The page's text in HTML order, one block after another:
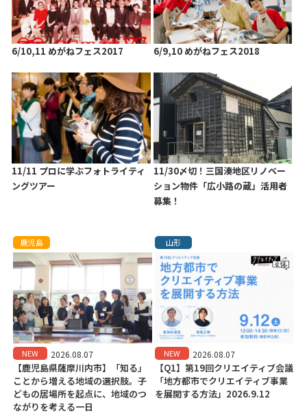
6/10,11 めがねフェス2017 6/9,10 めがねフェス2018
11/11 プロに学ぶフォトライティ
ングツアー
11/30〆切！三国湊地区リノベー
ション物件「広小路の蔵」活用者
募集！
鹿児島
NEW 2026.08.07
【鹿児島県薩摩川内市】「知る」
ことから増える地域の選択肢。子
どもの居場所を起点に、地域のつ
ながりを考える一日
山形
NEW 2026.08.07
【Q1】第19回クリエイティブ会議
「地方都市でクリエイティブ事業
を展開する方法」2026.9.12